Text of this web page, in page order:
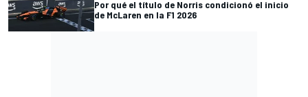
Por qué el título de Norris condicionó el inicio
de McLaren en la F1 2026